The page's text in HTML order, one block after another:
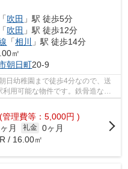
「吹田 」駅 徒歩5分
「吹田 」駅 徒歩12分
「相川
」駅 徒歩14分
㎡
朝日町20-9
日幼稚園まで徒歩4分なので、送
用可能な物件です。鉄骨造な
...
(管理費等：5,000円 )
月 礼金 0ヶ月
/ 16.00㎡